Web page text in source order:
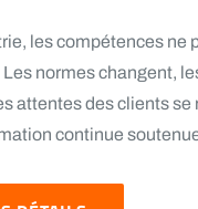
les compétences ne
Les normes changent,
attentes des clients se
continue